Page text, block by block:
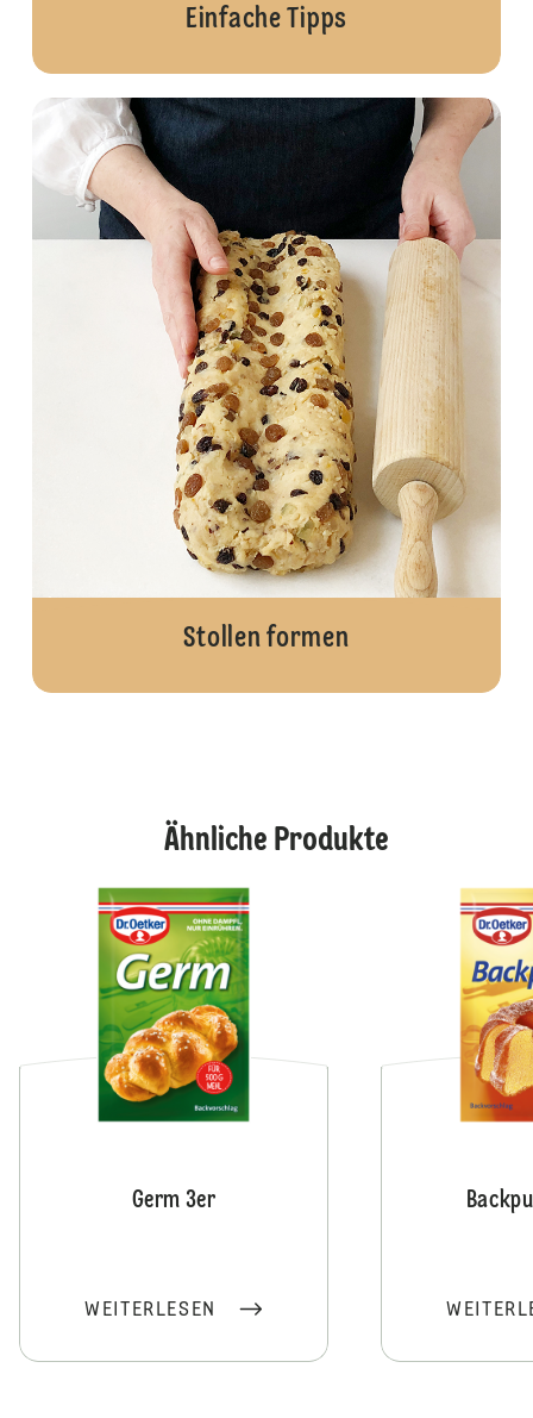
Einfache Tipps
Stollen formen
Ähnliche Produkte
Germ 3er
WEITERLESEN